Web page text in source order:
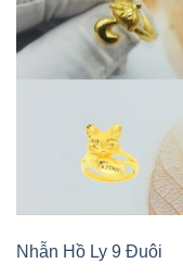
Nhẫn Hồ Ly 9 Đuôi